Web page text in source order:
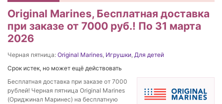
Original Marines, Бесплатная доставка
при заказе от 7000 руб.! По 31 марта
2026
Черная пятница: Original Marines, Игрушки, Для детей
Срок истек, но может ещё действовать
Бесплатная доставка при заказе от 7000
рублей! Черная пятница Original Marines
(Ориджинал Маринес) на бесплатную